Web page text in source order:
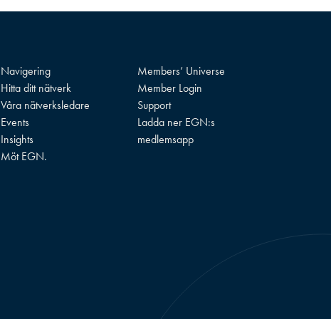
Navigering
Hitta ditt nätverk
Våra nätverksledare
Events
Insights
Möt EGN.
Members’ Universe
Member Login
Support
Ladda ner EGN:s
medlemsapp